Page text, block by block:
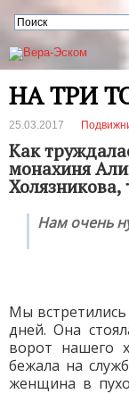
НА ТРИ
25.03.2017
Как
монахиня
Холязникова,
Нам очень
Мы
дней. Она
ворот нашего
бежала на
женщина в